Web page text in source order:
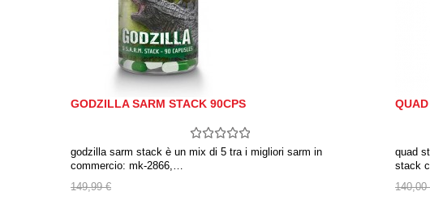
GODZILLA SARM STACK 90CPS
godzilla sarm stack è un mix di 5 tra i migliori sarm in
commercio: mk-2866,…
149,99 €
quad
stack
140,00